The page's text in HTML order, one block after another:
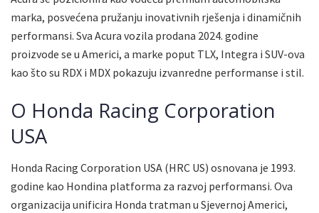
marka, posvećena pružanju inovativnih rješenja i dinamičnih
performansi. Sva Acura vozila prodana 2024. godine
proizvode se u Americi, a marke poput TLX, Integra i SUV-ova
kao što su RDX i MDX pokazuju izvanredne performanse i stil.
O Honda Racing Corporation
USA
Honda Racing Corporation USA (HRC US) osnovana je 1993.
godine kao Hondina platforma za razvoj performansi. Ova
organizacija unificira Honda tratman u Sjevernoj Americi,